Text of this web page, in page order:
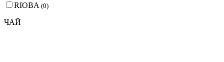
RIOBA (0)
ЧАЙ